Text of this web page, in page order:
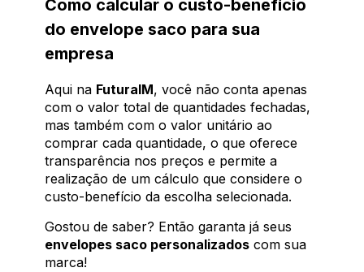
Como calcular o custo-benefício
do envelope saco para sua
empresa
Aqui na FuturaIM, você não conta apenas
com o valor total de quantidades fechadas,
mas também com o valor unitário ao
comprar cada quantidade, o que oferece
transparência nos preços e permite a
realização de um cálculo que considere o
custo-benefício da escolha selecionada.
Gostou de saber? Então garanta já seus
envelopes saco personalizados com sua
marca!